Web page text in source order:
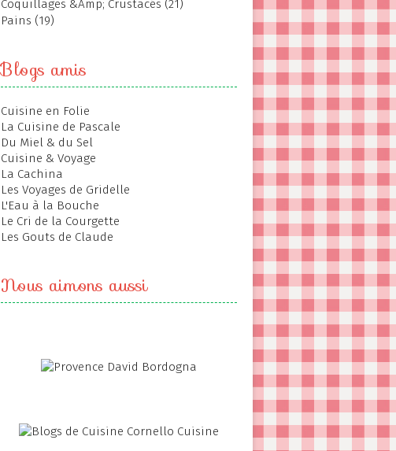
Coquillages &Amp; Crustacés (21)
Pains (19)
Blogs amis
Cuisine en Folie
La Cuisine de Pascale
Du Miel & du Sel
Cuisine & Voyage
La Cachina
Les Voyages de Gridelle
L'Eau à la Bouche
Le Cri de la Courgette
Les Gouts de Claude
Nous aimons aussi